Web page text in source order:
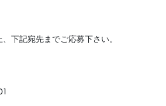
下記宛先までご応募下さい。